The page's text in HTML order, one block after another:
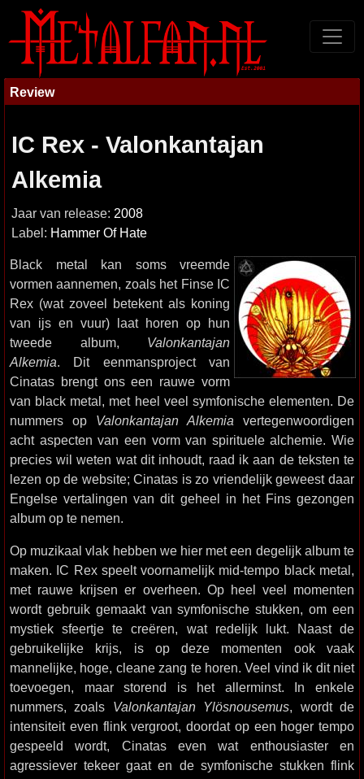
Review
IC Rex - Valonkantajan
Alkemia
Jaar van release: 2008
Label: Hammer Of Hate
Black metal kan soms vreemde
vormen aannemen, zoals het Finse IC
Rex (wat zoveel betekent als koning
van ijs en vuur) laat horen op hun
tweede album, Valonkantajan
Alkemia. Dit eenmansproject van
Cinatas brengt ons een rauwe vorm
van black metal, met heel veel symfonische elementen. De
nummers op Valonkantajan Alkemia vertegenwoordigen
acht aspecten van een vorm van spirituele alchemie. Wie
precies wil weten wat dit inhoudt, raad ik aan de teksten te
lezen op de website; Cinatas is zo vriendelijk geweest daar
Engelse vertalingen van dit geheel in het Fins gezongen
album op te nemen.
Op muzikaal vlak hebben we hier met een degelijk album te
maken. IC Rex speelt voornamelijk mid-tempo black metal,
met rauwe krijsen er overheen. Op heel veel momenten
wordt gebruik gemaakt van symfonische stukken, om een
mystiek sfeertje te creëren, wat redelijk lukt. Naast de
gebruikelijke krijs, is op deze momenten ook vaak
mannelijke, hoge, cleane zang te horen. Veel vind ik dit niet
toevoegen, maar storend is het allerminst. In enkele
nummers, zoals Valonkantajan Ylösnousemus, wordt de
intensiteit even flink vergroot, doordat op een hoger tempo
gespeeld wordt, Cinatas even wat enthousiaster en
agressiever tekeer gaat en de symfonische stukken flink